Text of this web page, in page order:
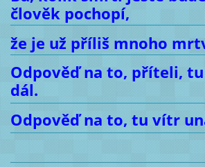
člověk pochopí,
že je už příliš mnoho
Odpověď na to, příteli,
dál.
Odpověď na to, tu vítr